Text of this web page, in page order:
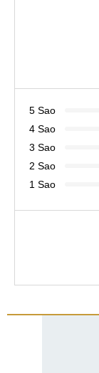
5 Sao
4 Sao
3 Sao
2 Sao
1 Sao